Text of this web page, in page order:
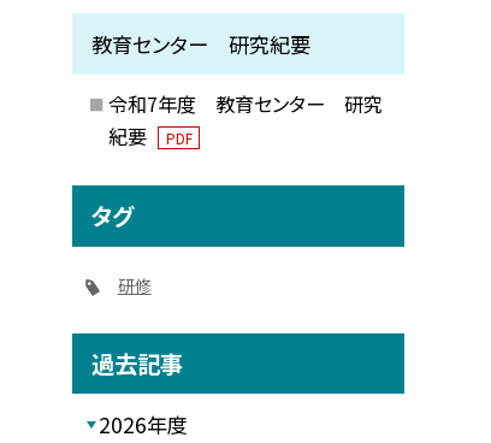
教育センター 研究紀要
令和7年度 教育センター 研究
紀要
PDF
タグ
研修
過去記事
2026年度